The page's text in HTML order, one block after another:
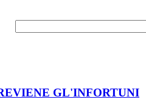
GL'INFORTUNI